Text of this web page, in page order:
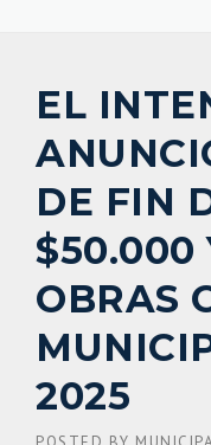
EL
DE FIN
$50.000
OBRAS
2025